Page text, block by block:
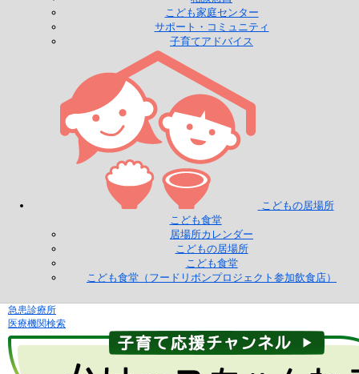
こども家庭センター
サポート・コミュニティ
子育てアドバイス
こどもの居場所
こども食堂
居場所カレンダー
こどもの居場所
こども食堂
こども食堂（フードリボンプロジェクト参加飲食店）
急患診療所
医療機関検索